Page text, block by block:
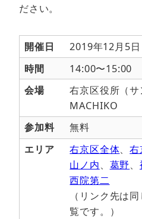
ださい。
開催日
2019年12月5日
時間
14:00〜15:00
会場
右京区役所（
MACHIKO
参加料
無料
エリア
右京区全体、右
山ノ内、 葛野、
西院第二
（リンク先は
覧です。）